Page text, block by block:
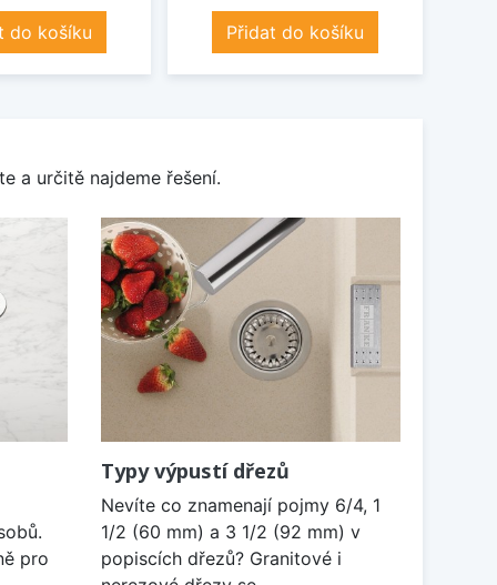
do košíku Přidat do košíku
a určitě najdeme řešení.
pro
Typy výpustí dřezů
Nevíte co znamenají pojmy 6/4, 1
1/2 (60 mm) a 3 1/2 (92 mm) v
popiscích dřezů? Granitové i